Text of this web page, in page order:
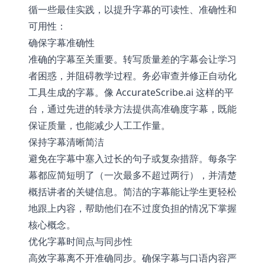
循一些最佳实践，以提升字幕的可读性、准确性和
可用性：
确保字幕准确性
准确的字幕至关重要。转写质量差的字幕会让学习
者困惑，并阻碍教学过程。务必审查并修正自动化
工具生成的字幕。像 AccurateScribe.ai 这样的平
台，通过先进的转录方法提供高准确度字幕，既能
保证质量，也能减少人工工作量。
保持字幕清晰简洁
避免在字幕中塞入过长的句子或复杂措辞。每条字
幕都应简短明了（一次最多不超过两行），并清楚
概括讲者的关键信息。简洁的字幕能让学生更轻松
地跟上内容，帮助他们在不过度负担的情况下掌握
核心概念。
优化字幕时间点与同步性
高效字幕离不开准确同步。确保字幕与口语内容严